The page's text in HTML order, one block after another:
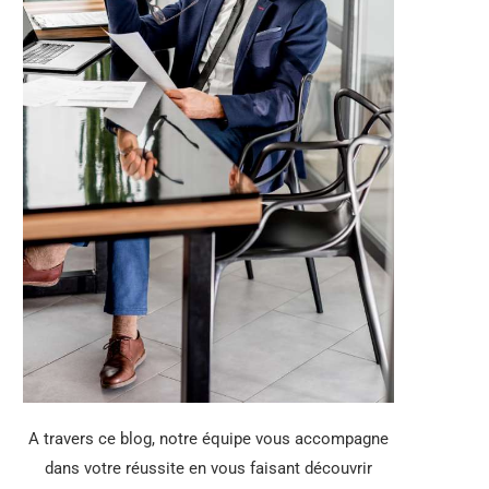
A travers ce blog, notre équipe vous accompagne
dans votre réussite en vous faisant découvrir